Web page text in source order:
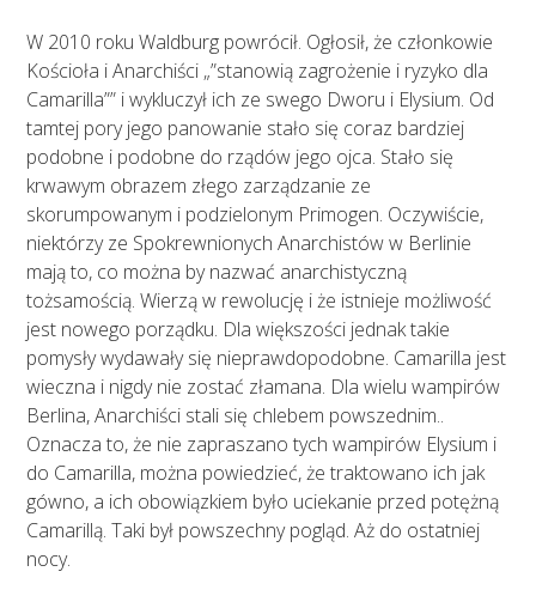
W 2010 roku Waldburg powrócił. Ogłosił, że członkowie
Kościoła i Anarchiści „”stanowią zagrożenie i ryzyko dla
Camarilla”” i wykluczył ich ze swego Dworu i Elysium. Od
tamtej pory jego panowanie stało się coraz bardziej
podobne i podobne do rządów jego ojca. Stało się
krwawym obrazem złego zarządzanie ze
skorumpowanym i podzielonym Primogen. Oczywiście,
niektórzy ze Spokrewnionych Anarchistów w Berlinie
mają to, co można by nazwać anarchistyczną
tożsamością. Wierzą w rewolucję i że istnieje możliwość
jest nowego porządku. Dla większości jednak takie
pomysły wydawały się nieprawdopodobne. Camarilla jest
wieczna i nigdy nie zostać złamana. Dla wielu wampirów
Berlina, Anarchiści stali się chlebem powszednim..
Oznacza to, że nie zapraszano tych wampirów Elysium i
do Camarilla, można powiedzieć, że traktowano ich jak
gówno, a ich obowiązkiem było uciekanie przed potężną
Camarillą. Taki był powszechny pogląd. Aż do ostatniej
nocy.